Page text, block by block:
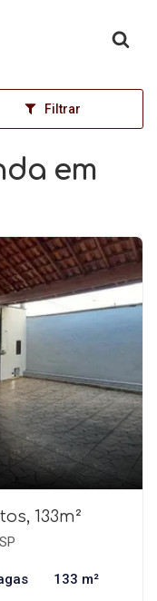
Filtrar
em
133m²
133 m²